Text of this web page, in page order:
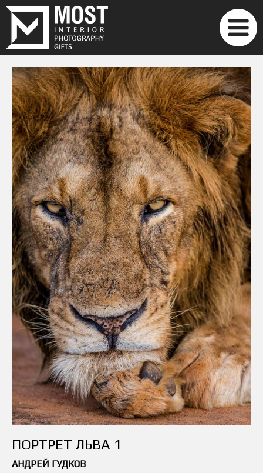
ПОРТРЕТ ЛЬВА 1
АНДРЕЙ ГУДКОВ